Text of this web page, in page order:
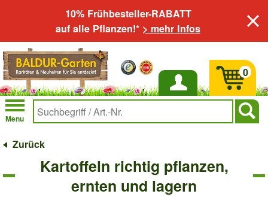
10% Frühbesteller-RABATT
auf alle Pflanzen!* > mehr Infos
Anmelden
Menu
0
Zurück
Kartoffeln richtig pflanzen,
ernten und lagern